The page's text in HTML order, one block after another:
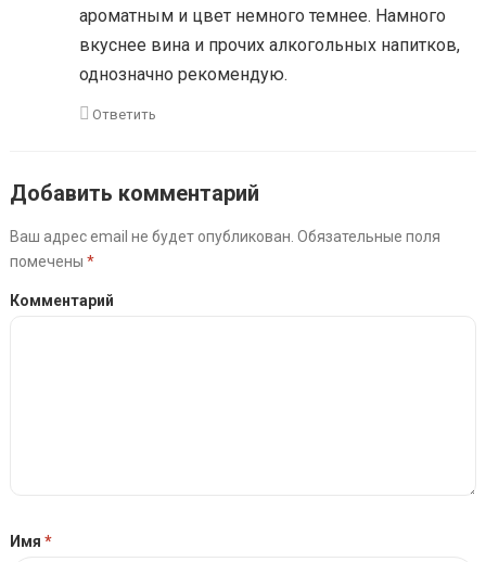
ароматным и цвет немного темнее. Намного
вкуснее вина и прочих алкогольных напитков,
однозначно рекомендую.
Ответить
Добавить комментарий
Ваш адрес email не будет опубликован. Обязательные поля
помечены *
Комментарий
Имя *